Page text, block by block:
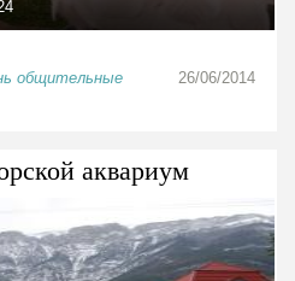
общительные
26/06/2014
аквариум